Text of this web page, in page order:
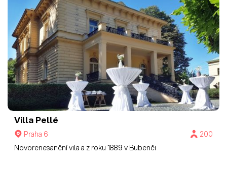
Villa Pellé
Praha 6
200
Novorenesanční vila a z roku 1889 v Bubenči